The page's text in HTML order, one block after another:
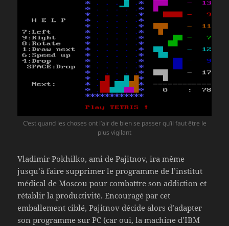
C’est quand les choses ont l’air de bien se passer qu’il faut être le
plus vigilant
Vladimir Pokhilko, ami de Pajitnov, ira même
jusqu’à faire supprimer le programme de l’institut
médical de Moscou pour combattre son addiction et
rétablir la productivité. Encouragé par cet
emballement ciblé, Pajitnov décide alors d’adapter
son programme sur PC (car oui, la machine d’IBM